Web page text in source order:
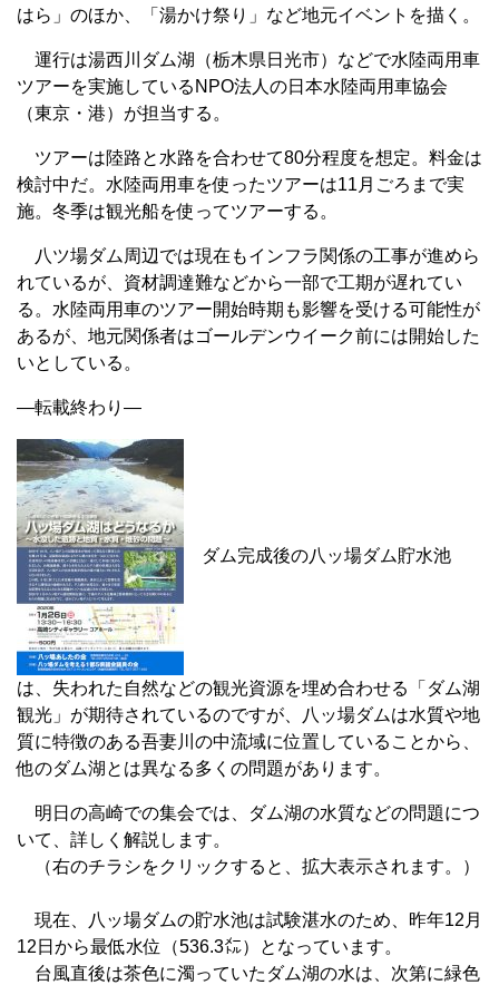
はら」のほか、「湯かけ祭り」など地元イベントを描く。
運行は湯西川ダム湖（栃木県日光市）などで水陸両用車
ツアーを実施しているNPO法人の日本水陸両用車協会
（東京・港）が担当する。
ツアーは陸路と水路を合わせて80分程度を想定。料金は
検討中だ。水陸両用車を使ったツアーは11月ごろまで実
施。冬季は観光船を使ってツアーする。
八ツ場ダム周辺では現在もインフラ関係の工事が進めら
れているが、資材調達難などから一部で工期が遅れてい
る。水陸両用車のツアー開始時期も影響を受ける可能性が
あるが、地元関係者はゴールデンウイーク前には開始した
いとしている。
—転載終わり—
ダム完成後の八ッ場ダム貯水池
は、失われた自然などの観光資源を埋め合わせる「ダム湖
観光」が期待されているのですが、八ッ場ダムは水質や地
質に特徴のある吾妻川の中流域に位置していることから、
他のダム湖とは異なる多くの問題があります。
明日の高崎での集会では、ダム湖の水質などの問題につ
いて、詳しく解説します。
（右のチラシをクリックすると、拡大表示されます。）
現在、八ッ場ダムの貯水池は試験湛水のため、昨年12月
12日から最低水位（536.3㍍）となっています。
台風直後は茶色に濁っていたダム湖の水は、次第に緑色